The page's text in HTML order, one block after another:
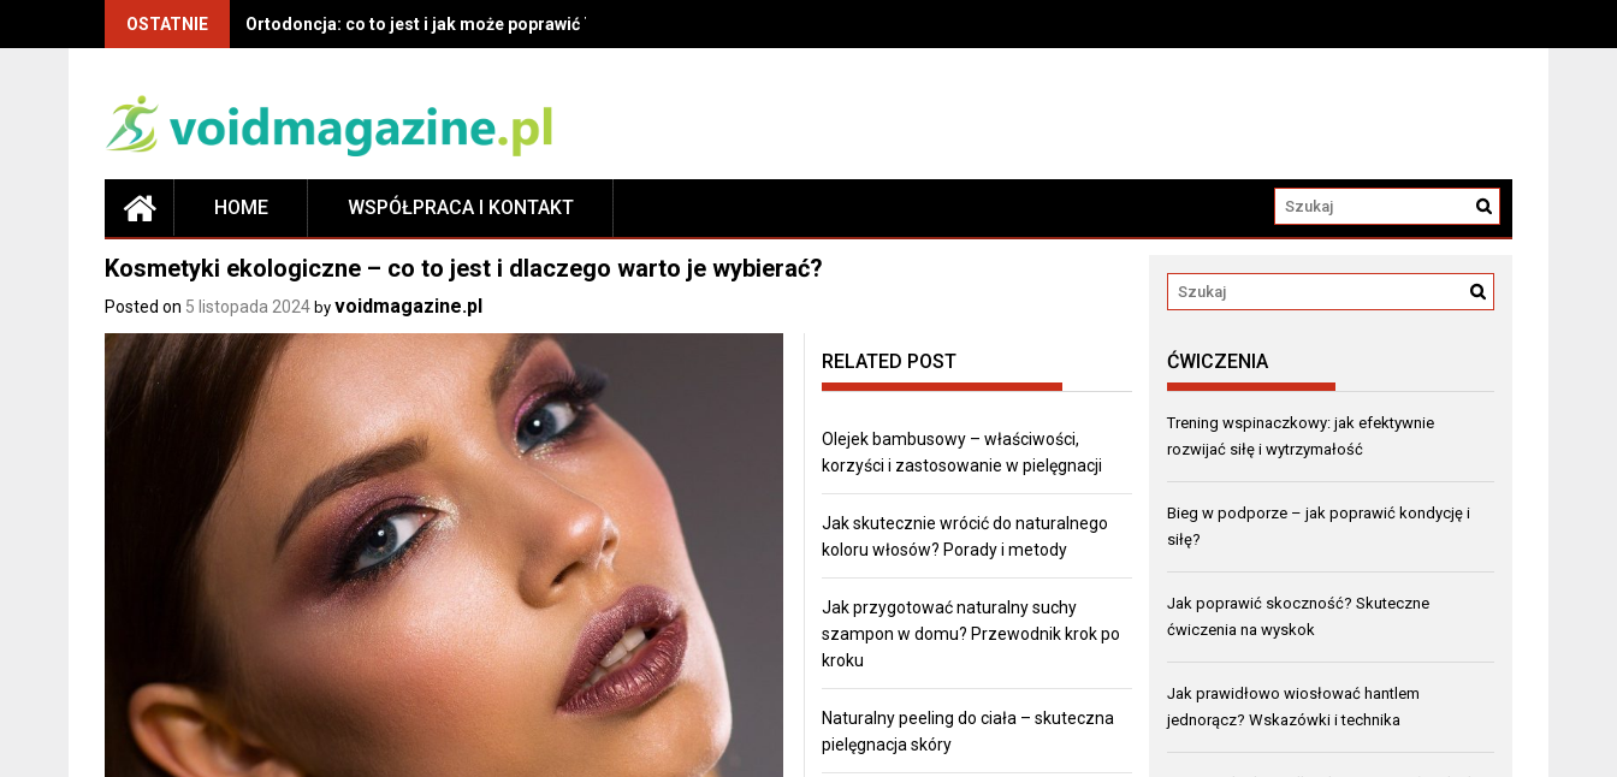
OSTATNIE Ortodoncja: co to jest i jak może poprawić Twój uśmiech?
HOME WSPÓŁPRACA I KONTAKT
Kosmetyki ekologiczne – co to jest i dlaczego warto je wybierać?
Posted on 5 listopada 2024 by voidmagazine.pl
RELATED POST
Olejek bambusowy – właściwości,
korzyści i zastosowanie w pielęgnacji
Jak skutecznie wrócić do naturalnego
koloru włosów? Porady i metody
Jak przygotować naturalny suchy
szampon w domu? Przewodnik krok po
kroku
Naturalny peeling do ciała – skuteczna
pielęgnacja skóry
ĆWICZENIA
Trening wspinaczkowy: jak efektywnie
rozwijać siłę i wytrzymałość
Bieg w podporze – jak poprawić kondycję i
siłę?
Jak poprawić skoczność? Skuteczne
ćwiczenia na wyskok
Jak prawidłowo wiosłować hantlem
jednorącz? Wskazówki i technika